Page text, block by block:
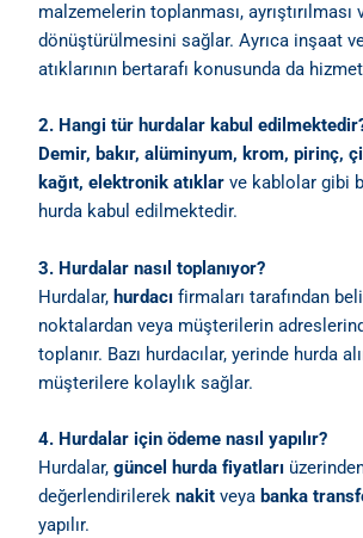
malzemelerin toplanması, ayrıştırılması
dönüştürülmesini sağlar. Ayrıca inşaat
atıklarının bertarafı konusunda da
2. Hangi tür hurdalar kabul
Demir, bakır, alüminyum, krom, pirinç,
kağıt, elektronik atıklar ve kablolar gibi
hurda kabul edilmektedir.
3. Hurdalar nasıl toplanıyor?
Hurdalar, hurdacı firmaları tarafından
noktalardan veya müşterilerin
toplanır. Bazı hurdacılar, yerinde hurda
müşterilere kolaylık sağlar.
4. Hurdalar için ödeme nasıl yapılır?
Hurdalar,güncel hurda fiyatları
değerlendirilereknakit veya banka
yapılır.